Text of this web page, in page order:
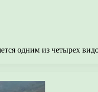
одним из четырех